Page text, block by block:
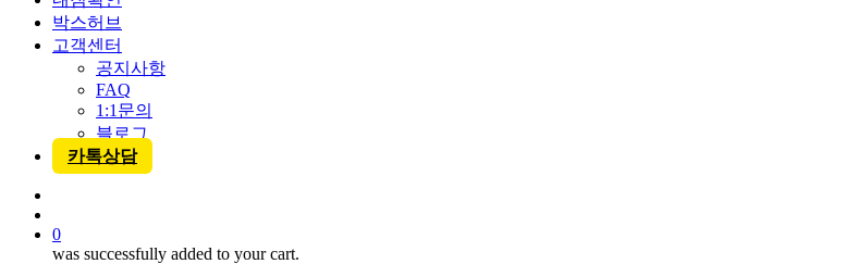
박스허브
고객센터
공지사항
FAQ
1:1문의
블로그
카톡상담
0
was successfully added to your cart.